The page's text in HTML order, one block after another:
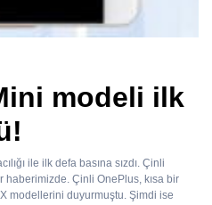
modeli ilk
ile ilk defa basına sızdı. Çinli
haberimizde. Çinli OnePlus, kısa bir
modellerini duyurmuştu. Şimdi ise